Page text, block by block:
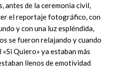
antes de la ceremonia civil,
el reportaje fotográfico, con
y con una luz espléndida,
se fueron relajando y cuando
Quiero» ya estaban más
llenos de emotividad